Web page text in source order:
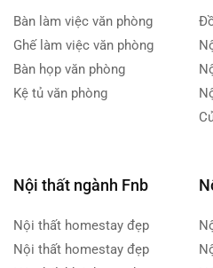
Bàn làm việc văn phòng
Ghế làm việc văn phòng
Bàn họp văn phòng
Kệ tủ văn phòng
Nội thất ngành Fnb
Nội thất homestay đẹp
Nội thất homestay đẹp